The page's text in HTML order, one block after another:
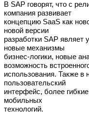
В SAP говорят, что с
компания развивает
концепцию SaaS как
новой версии
разработки SAP являет
новые механизмы
бизнес-логики, новые
возможность
использования. Также
пользовательский
интерфейс, более
мобильных
технологий.